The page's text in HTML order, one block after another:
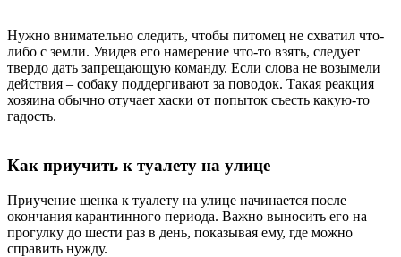
Нужно внимательно следить, чтобы питомец не схватил что-
либо с земли. Увидев его намерение что-то взять, следует
твердо дать запрещающую команду. Если слова не возымели
действия – собаку поддергивают за поводок. Такая реакция
хозяина обычно отучает хаски от попыток съесть какую-то
гадость.
Как приучить к туалету на улице
Приучение щенка к туалету на улице начинается после
окончания карантинного периода. Важно выносить его на
прогулку до шести раз в день, показывая ему, где можно
справить нужду.